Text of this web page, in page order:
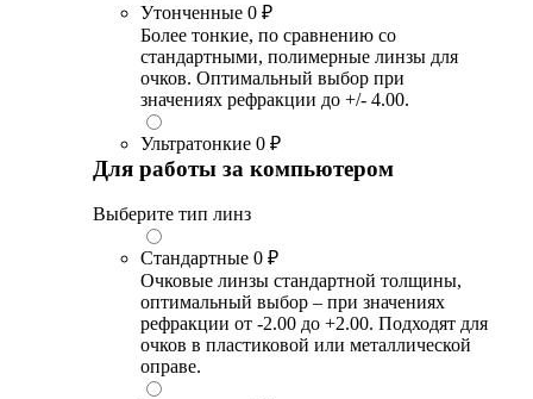
Утонченные 0 ₽
Более тонкие, по сравнению со
стандартными, полимерные линзы для
очков. Оптимальный выбор при
значениях рефракции до +/- 4.00.
Ультратонкие 0 ₽
Для работы за компьютером
Выберите тип линз
Стандартные 0 ₽
Очковые линзы стандартной толщины,
оптимальный выбор – при значениях
рефракции от -2.00 до +2.00. Подходят для
очков в пластиковой или металлической
оправе.